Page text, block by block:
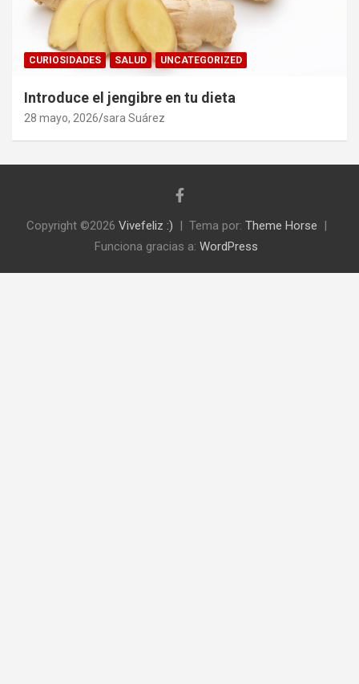
CURIOSIDADES SALUD UNCATEGORIZED
Introduce el jengibre en tu dieta
28 mayo, 2026 sara Suárez
Copyright ©2026 Vivefeliz :) Tema por: Theme Horse
Funciona gracias a: WordPress